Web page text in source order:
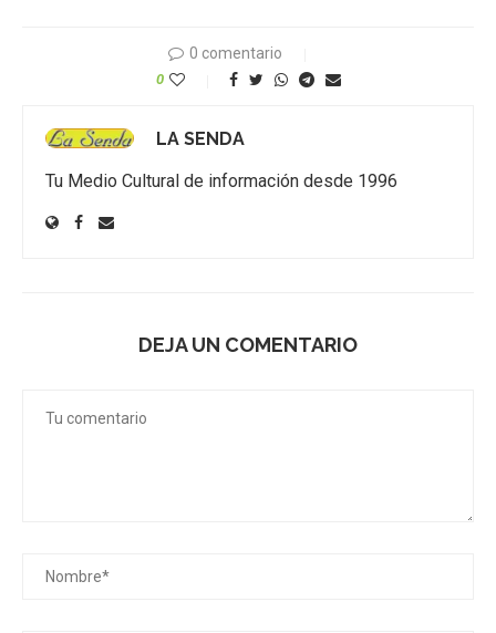
0 comentario
0
LA SENDA
Tu Medio Cultural de información desde 1996
DEJA UN COMENTARIO